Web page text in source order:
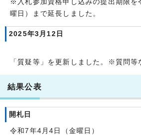
※入札参加資格申し込みの提出期限を
曜日）まで延長しました。
2025年3月12日
「質疑等」を更新しました。※質問等
結果公表
開札日
令和7年4月4日（金曜日）